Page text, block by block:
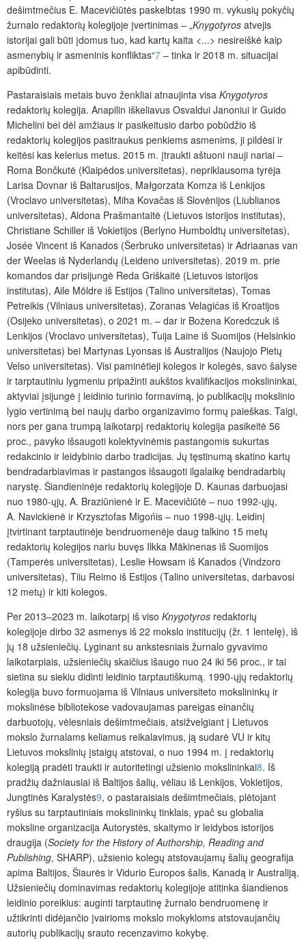
dešimtmečius E. Macevičiūtės paskelbtas 1990 m. vykusių pokyčių
žurnalo redaktorių kolegijoje įvertinimas ‒ „Knygotyros atvejis
istorijai gali būti įdomus tuo, kad kartų kaita <...> nesireiškė kaip
asmenybių ir asmeninis konfliktas“7 ‒ tinka ir 2018 m. situacijai
apibūdinti.
Pastaraisiais metais buvo ženkliai atnaujinta visa Knygotyros
redaktorių kolegija. Anapilin iškeliavus Osvaldui Janoniui ir Guido
Michelini bei dėl amžiaus ir pasikeitusio darbo pobūdžio iš
redaktorių kolegijos pasitraukus penkiems asmenims, ji pildėsi ir
keitėsi kas kelerius metus. 2015 m. įtraukti aštuoni nauji nariai ‒
Roma Bončkutė (Klaipėdos universitetas), nepriklausoma tyrėja
Larisa Dovnar iš Baltarusijos, Małgorzata Komza iš Lenkijos
(Vroclavo universitetas), Miha Kovačas iš Slovėnijos (Liublianos
universitetas), Aldona Prašmantaitė (Lietuvos istorijos institutas),
Christiane Schiller iš Vokietijos (Berlyno Humboldtų universitetas),
Josée Vincent iš Kanados (Šerbruko universitetas) ir Adriaanas van
der Weelas iš Nyderlandų (Leideno universitetas). 2019 m. prie
komandos dar prisijungė Reda Griškaitė (Lietuvos istorijos
institutas), Aile Möldre iš Estijos (Talino universitetas), Tomas
Petreikis (Vilniaus universitetas), Zoranas Velagićas iš Kroatijos
(Osijeko universitetas), o 2021 m. – dar ir Bożena Koredczuk iš
Lenkijos (Vroclavo universitetas), Tuija Laine iš Suomijos (Helsinkio
universitetas) bei Martynas Lyonsas iš Australijos (Naujojo Pietų
Velso universitetas). Visi paminėtieji kolegos ir kolegės, savo šalyse
ir tarptautiniu lygmeniu pripažinti aukštos kvalifikacijos mokslininkai,
aktyviai įsijungė į leidinio turinio formavimą, jo publikacijų mokslinio
lygio vertinimą bei naujų darbo organizavimo formų paieškas. Taigi,
nors per gana trumpą laikotarpį redaktorių kolegija pasikeitė 56
proc., pavyko išsaugoti kolektyvinėmis pastangomis sukurtas
redakcinio ir leidybinio darbo tradicijas. Jų tęstinumą skatino kartų
bendradarbiavimas ir pastangos išsaugoti ilgalaikę bendradarbių
narystę. Šiandieninėje redaktorių kolegijoje D. Kaunas darbuojasi
nuo 1980-ųjų, A. Braziūnienė ir E. Macevičiūtė ‒ nuo 1992-ųjų,
A. Navickienė ir Krzysztofas Migońis ‒ nuo 1998-ųjų. Leidinį
įtvirtinant tarptautinėje bendruomenėje daug talkino 15 metų
redaktorių kolegijos nariu buvęs Ilkka Mäkinenas iš Suomijos
(Tamperės universitetas), Leslie Howsam iš Kanados (Vindzoro
universitetas), Tiiu Reimo iš Estijos (Talino universitetas, darbavosi
12 metų) ir kiti kolegos.
Per 2013–2023 m. laikotarpį iš viso Knygotyros redaktorių
kolegijoje dirbo 32 asmenys iš 22 mokslo institucijų (žr. 1 lentelę), iš
jų 18 užsieniečių. Lyginant su ankstesniais žurnalo gyvavimo
laikotarpiais, užsieniečių skaičius išaugo nuo 24 iki 56 proc., ir tai
sietina su siekiu didinti leidinio tarptautiškumą. 1990-ųjų redaktorių
kolegija buvo formuojama iš Vilniaus universiteto mokslininkų ir
mokslinėse bibliotekose vadovaujamas pareigas einančių
darbuotojų, vėlesniais dešimtmečiais, atsižvelgiant į Lietuvos
mokslo žurnalams keliamus reikalavimus, ją sudarė VU ir kitų
Lietuvos mokslinių įstaigų atstovai, o nuo 1994 m. į redaktorių
kolegiją pradėti traukti ir autoritetingi užsienio mokslininkai8. Iš
pradžių dažniausiai iš Baltijos šalių, vėliau iš Lenkijos, Vokietijos,
Jungtinės Karalystės9, o pastaraisiais dešimtmečiais, plėtojant
ryšius su tarptautiniais mokslininkų tinklais, ypač su globalia
moksline organizacija Autorystės, skaitymo ir leidybos istorijos
draugija (Society for the History of Authorship, Reading and
Publishing, SHARP), užsienio kolegų atstovaujamų šalių geografija
apima Baltijos, Šiaurės ir Vidurio Europos šalis, Kanadą ir Australiją.
Užsieniečių dominavimas redaktorių kolegijoje atitinka šiandienos
leidinio poreikius: auginti tarptautinę žurnalo bendruomenę ir
užtikrinti didėjančio įvairioms mokslo mokykloms atstovaujančių
autorių publikacijų srauto recenzavimo kokybę.